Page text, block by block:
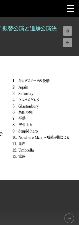
振替公演と追加公演決